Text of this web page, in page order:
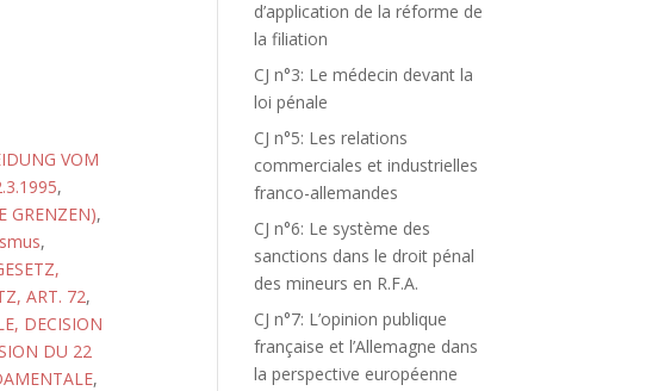
VOM
,
GRENZEN),
,
ART. 72,
DECISION
DU 22
,
d’application de la réforme de
la filiation
CJ n°3: Le médecin devant la
loi pénale
CJ n°5: Les relations
commerciales et industrielles
franco-allemandes
CJ n°6: Le système des
sanctions dans le droit pénal
des mineurs en R.F.A.
CJ n°7: L’opinion publique
française et l’Allemagne dans
la perspective européenne